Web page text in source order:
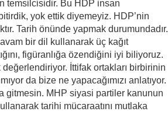
temsilcisidir. Bu HDP insan
yok ettik diyemeyiz. HDP’nin
Tarih önünde yapmak durumundadır.
avam bir dil kullanarak üç kağıt
figüranlığa özendiğini iyi biliyoruz.
değerlendiriyor. İttifak ortakları birbirinin
da bize ne yapacağımızı anlatıyor.
gitmesin. MHP siyasi partiler kanunun
tarihi mücaraatını mutlaka